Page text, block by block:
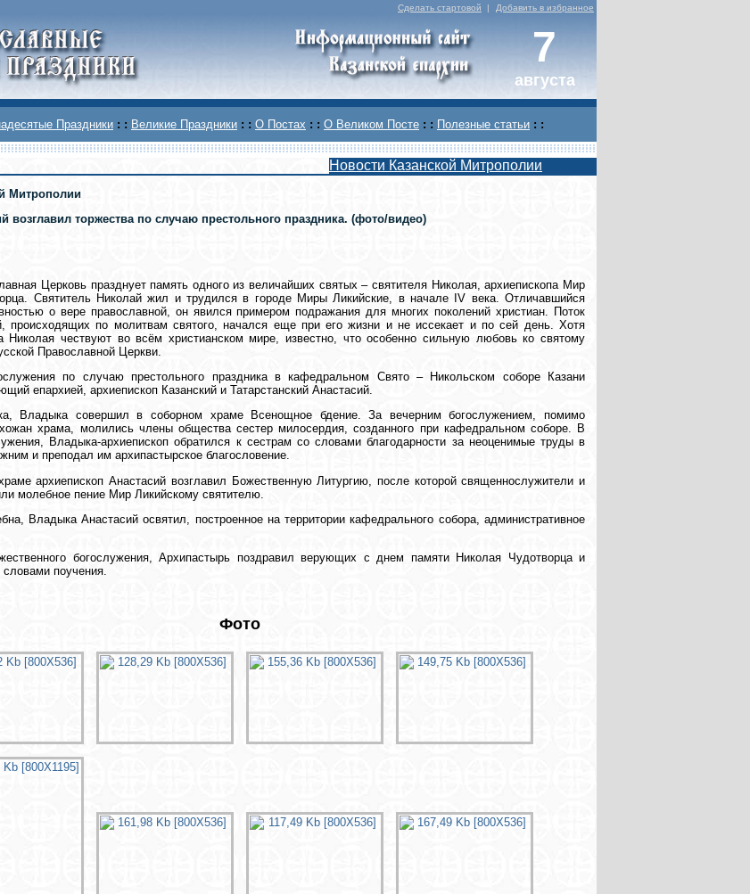
Сделать стартовой | Добавить в избранное
7
августа
Праздники : : Великие Праздники : : О Постах : : О Великом Посте : : Полезные статьи : :
Новости Казанской Митрополии
Митрополии
возглавил торжества по случаю престольного праздника. (фото/видео)
Церковь празднует память одного из величайших святых – святителя Николая, архиепископа Мир
Святитель Николай жил и трудился в городе Миры Ликийские, в начале IV века. Отличавшийся
о вере православной, он явился примером подражания для многих поколений христиан. Поток
происходящих по молитвам святого, начался еще при его жизни и не иссекает и по сей день. Хотя
Николая чествуют во всём христианском мире, известно, что особенно сильную любовь ко святому
Православной Церкви.
по случаю престольного праздника в кафедральном Свято – Никольском соборе Казани
епархией, архиепископ Казанский и Татарстанский Анастасий.
Владыка совершил в соборном храме Всенощное бдение. За вечерним богослужением, помимо
храма, молились члены общества сестер милосердия, созданного при кафедральном соборе. В
Владыка-архиепископ обратился к сестрам со словами благодарности за неоценимые труды в
и преподал им архипастырское благословение.
архиепископ Анастасий возглавил Божественную Литургию, после которой священнослужители и
молебное пение Мир Ликийскому святителю.
Владыка Анастасий освятил, построенное на территории кафедрального собора, административное
богослужения, Архипастырь поздравил верующих с днем памяти Николая Чудотворца и
поучения.
Фото